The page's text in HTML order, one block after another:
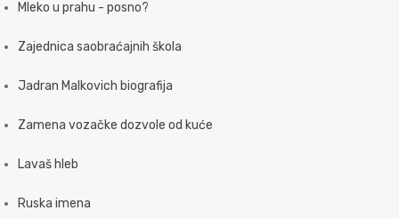
Mleko u prahu - posno?
Zajednica saobraćajnih škola
Jadran Malkovich biografija
Zamena vozačke dozvole od kuće
Lavaš hleb
Ruska imena